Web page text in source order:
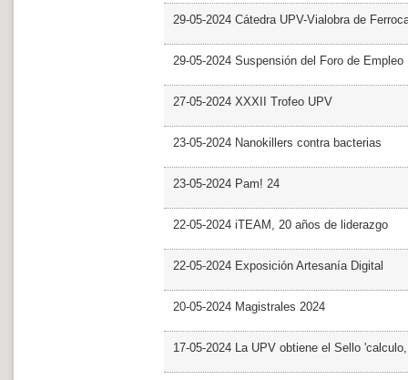
29-05-2024 Cátedra UPV-Vialobra de
29-05-2024 Suspensión del Foro de Empleo
27-05-2024 XXXII Trofeo UPV
23-05-2024 Nanokillers contra bacterias
23-05-2024 Pam! 24
22-05-2024 iTEAM, 20 años de liderazgo
22-05-2024 Exposición Artesanía Digital
20-05-2024 Magistrales 2024
17-05-2024 La UPV obtiene el Sello